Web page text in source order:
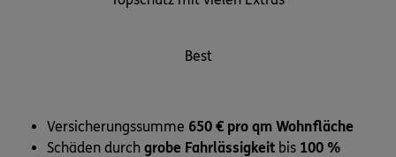
Best
Versicherungssumme 650 € pro qm Wohnfläche
Schäden durch grobe Fahrlässigkeit bis 100 %